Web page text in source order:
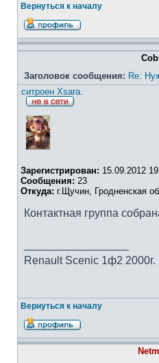
Вернуться к началу
Заголовок сообщения: Re:
ситроен Xsara.
Зарегистрирован: 15.09.2012
Сообщения: 23
Откуда: г.Щучин, Гродненская
Контактная группа
Renault Scenic 1ф2 2000г.
Вернуться к началу